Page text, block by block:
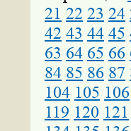
21 22 23 24
42 43 44 45
63 64 65 66
84 85 86 87
104 105 106
119 120 121